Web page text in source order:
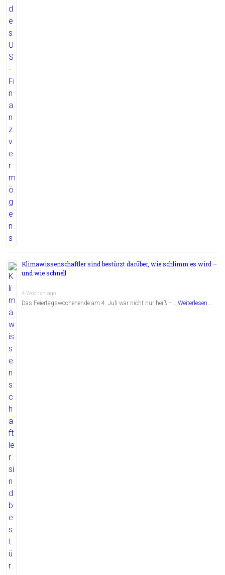
Klimawissenschaftler sind bestürzt darüber, wie schlimm es wird –
und wie schnell
4 Wochen ago
Das Feiertagswochenende am 4. Juli war nicht nur heiß – …Weiterlesen...